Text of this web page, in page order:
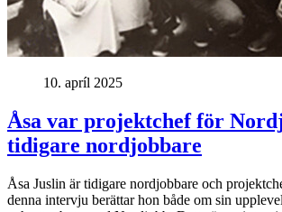
10. apríl 2025
Åsa var projektchef för
tidigare nordjobbare
Åsa Juslin är tidigare nordjobbare och
denna intervju berättar hon både om sin